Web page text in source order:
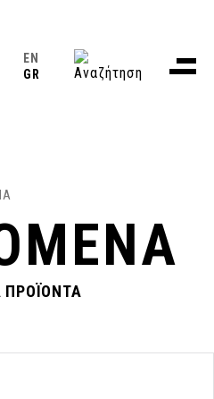
EN
GR
ΠΡΟΪΟΝΤΑ